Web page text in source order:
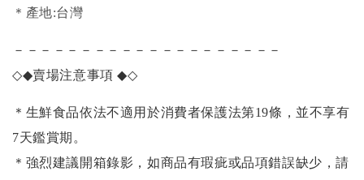
＊產地:台灣
－－－－－－－－－－－－－－－－－－－－
◇◆賣場注意事項◆◇
＊生鮮食品依法不適用於消費者保護法第19條，並不享有
7天鑑賞期。
＊強烈建議開箱錄影，如商品有瑕疵或品項錯誤缺少，請